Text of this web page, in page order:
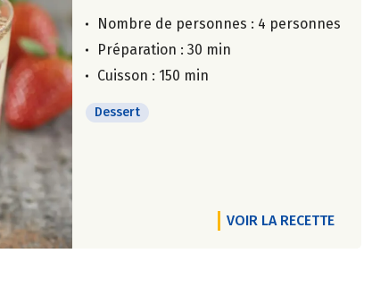
Nombre de personnes : 4 personnes
Préparation : 30 min
Cuisson : 150 min
Dessert
VOIR LA RECETTE